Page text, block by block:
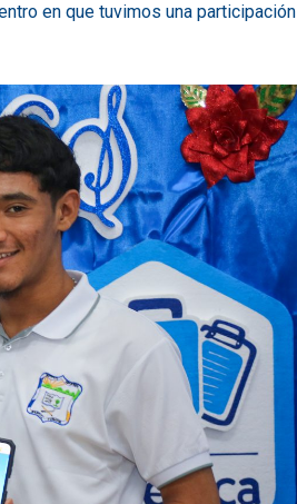
en que tuvimos una participación